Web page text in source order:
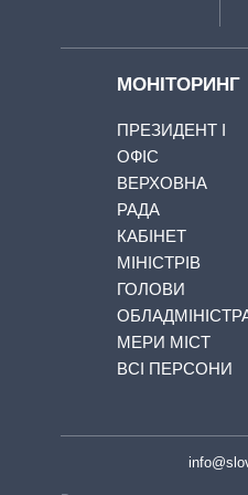
МОНІТОРИНГ
ПРЕЗИДЕНТ І
ОФІС
ВЕРХОВНА
РАДА
КАБІНЕТ
МІНІСТРІВ
ГОЛОВИ
МЕРИ МІСТ
ВСІ ПЕРСОНИ